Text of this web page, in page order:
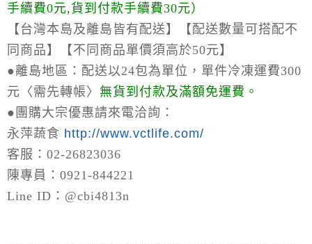
手續費0元,貨到付款手續費30元）
【台灣本島及離島皆有配送】【配送數量可搭配不
同商品】【不同商品單價須高於50元】
●離島地區： 配送以24包為單位，單件冷凍運費300
元〈需先轉帳〉 無貨到付款及滿額免運費。
● 團購大宗優惠請來電洽詢：
永萍蔬食 http://www.vctlife.com/
客服：02-26823036
陳專員：0921-844221
Line ID：@cbi4813n